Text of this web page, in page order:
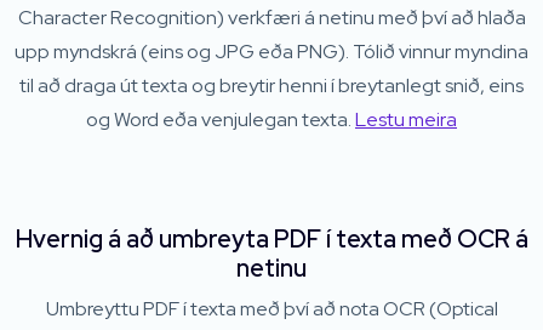
Character Recognition) verkfæri á netinu með því að hlaða
upp myndskrá (eins og JPG eða PNG). Tólið vinnur myndina
til að draga út texta og breytir henni í breytanlegt snið, eins
og Word eða venjulegan texta.Lestu meira
Hvernig á að umbreyta PDF í texta með OCR á
netinu
Umbreyttu PDF í texta með því að nota OCR (Optical